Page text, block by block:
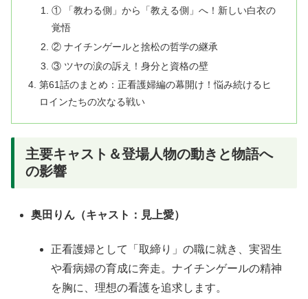
① 「教わる側」から「教える側」へ！新しい白衣の
覚悟
② ナイチンゲールと捨松の哲学の継承
③ ツヤの涙の訴え！身分と資格の壁
第61話のまとめ：正看護婦編の幕開け！悩み続けるヒ
ロインたちの次なる戦い
主要キャスト＆登場人物の動きと物語へ
の影響
奥田りん（キャスト：見上愛）
正看護婦として「取締り」の職に就き、実習生
や看病婦の育成に奔走。ナイチンゲールの精神
を胸に、理想の看護を追求します。